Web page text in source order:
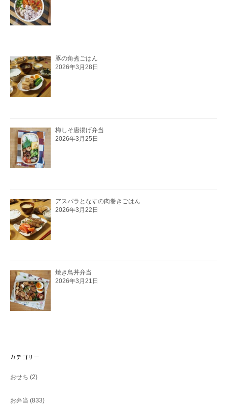
豚の角煮ごはん
2026年3月28日
梅しそ唐揚げ弁当
2026年3月25日
アスパラとなすの肉巻きごはん
2026年3月22日
焼き鳥丼弁当
2026年3月21日
カテゴリー
おせち (2)
お弁当 (833)